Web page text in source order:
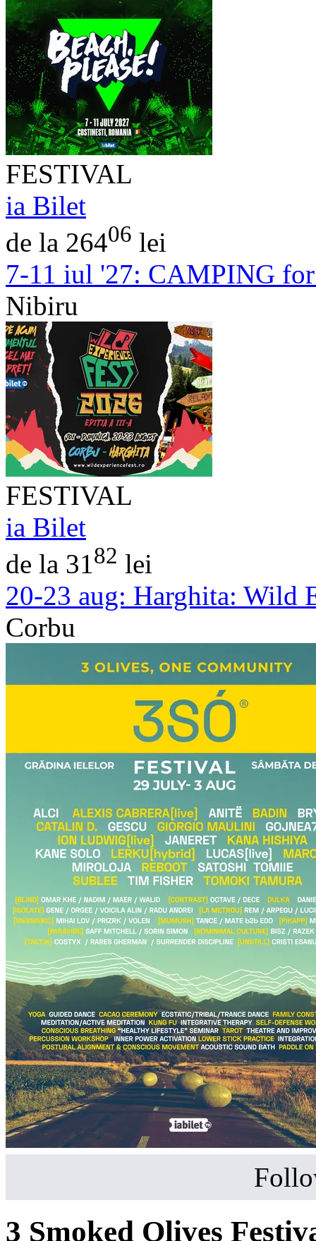
FESTIVAL
ia Bilet
de la 26406 lei
7-11 iul '27: CAMPING for
Nibiru
FESTIVAL
ia Bilet
de la 3182 lei
20-23 aug: Harghita: Wild
Corbu
3 Smoked Olives